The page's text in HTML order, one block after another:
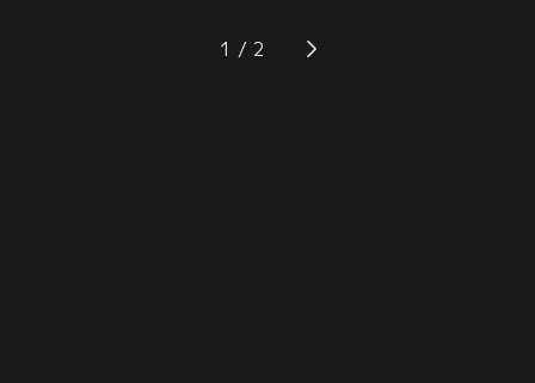
トナーを大事にすべきだと諭す
が…。結局まともな食事にありつけ
史朗から一通の封書を受け取る。そ
れは千葉市市役所から届いた、生活
1